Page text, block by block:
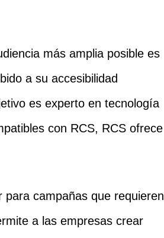
más amplia posible es
a su accesibilidad
es experto en tecnología
con RCS, RCS ofrece
para campañas que requieren
a las empresas crear